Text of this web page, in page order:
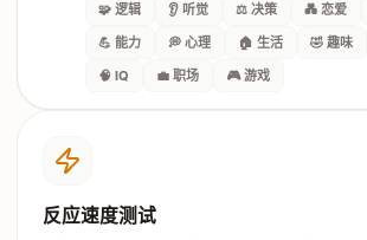
🧩 逻辑
👂 听觉 ⚖️ 决策 💑 恋爱
💪 能力
💭 心理 🏠 生活 🤣 趣味
🧠 IQ
💼 职场 🎮 游戏
反应速度测试